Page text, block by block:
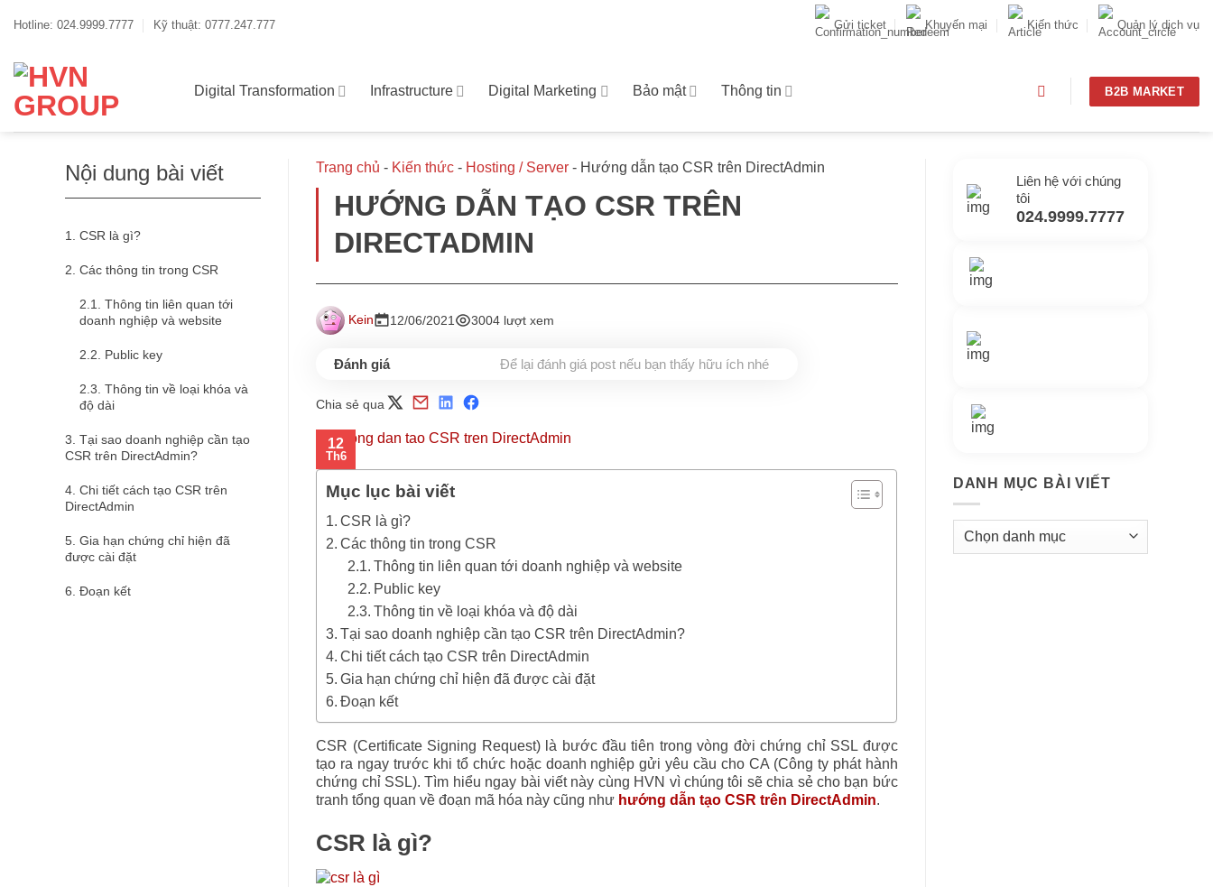
qua
dung
Hotline: 024.9999.7777 Kỹ thuật: 0777.247.777 Gửi ticket Khuyến mại Kiến thức Quản lý dịch vụ
Digital Transformation Infrastructure Digital Marketing Bảo mật Thông tin B2B MARKET
Nội dung bài viết
CSR là gì?
Các thông tin trong CSR
Thông tin liên quan tới
doanh nghiệp và website
Public key
Thông tin về loại khóa và
độ dài
Tại sao doanh nghiệp cần tạo
CSR trên DirectAdmin?
Chi tiết cách tạo CSR trên
DirectAdmin
Gia hạn chứng chỉ hiện đã
được cài đặt
Đoạn kết
Trang chủ - Kiến thức - Hosting / Server - Hướng dẫn tạo CSR trên DirectAdmin
HƯỚNG DẪN TẠO CSR TRÊN
DIRECTADMIN
Kein 12/06/2021 3004 lượt xem
Để lại đánh giá post nếu bạn thấy hữu ích nhé
Chia sẻ qua
12
Th6
Mục lục bài viết
CSR là gì?
Các thông tin trong CSR
Thông tin liên quan tới doanh nghiệp và website
Public key
Thông tin về loại khóa và độ dài
Tại sao doanh nghiệp cần tạo CSR trên DirectAdmin?
Chi tiết cách tạo CSR trên DirectAdmin
Gia hạn chứng chỉ hiện đã được cài đặt
Đoạn kết
CSR (Certificate Signing Request) là bước đầu tiên trong vòng đời chứng chỉ SSL được
tạo ra ngay trước khi tổ chức hoặc doanh nghiệp gửi yêu cầu cho CA (Công ty phát hành
chứng chỉ SSL). Tìm hiểu ngay bài viết này cùng HVN vì chúng tôi sẽ chia sẻ cho bạn bức
tranh tổng quan về đoạn mã hóa này cũng như hướng dẫn tạo CSR trên DirectAdmin.
CSR là gì?
Liên hệ với chúng
tôi
024.9999.7777
DANH MỤC BÀI VIẾT
mục
bài